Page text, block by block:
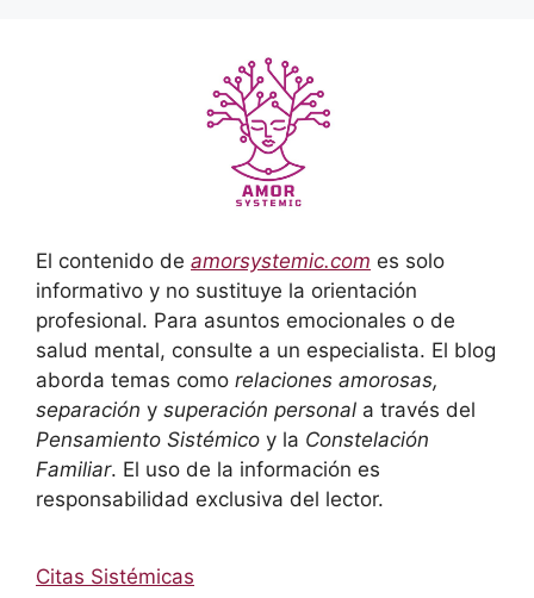
El contenido de amorsystemic.com es solo
informativo y no sustituye la orientación
profesional. Para asuntos emocionales o de
salud mental, consulte a un especialista. El blog
aborda temas como relaciones amorosas,
separación y superación personal a través del
Pensamiento Sistémico y la Constelación
Familiar. El uso de la información es
responsabilidad exclusiva del lector.
Citas Sistémicas